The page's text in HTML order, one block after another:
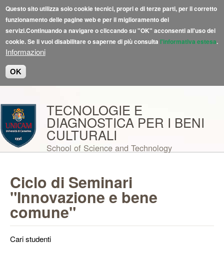
Questo sito utilizza solo cookie tecnici, propri e di terze parti, per il corretto
funzionamento delle pagine web e per il miglioramento dei
servizi.Continuando a navigare o cliccando su "OK" acconsenti all'uso dei
cookie. Se li vuoi disabilitare o saperne di più consulta l'informativa estesa.
Informazioni
OK
TECNOLOGIE E
DIAGNOSTICA PER I BENI
CULTURALI
School of Science and Technology
Ciclo di Seminari
"Innovazione e bene
comune"
Cari studenti